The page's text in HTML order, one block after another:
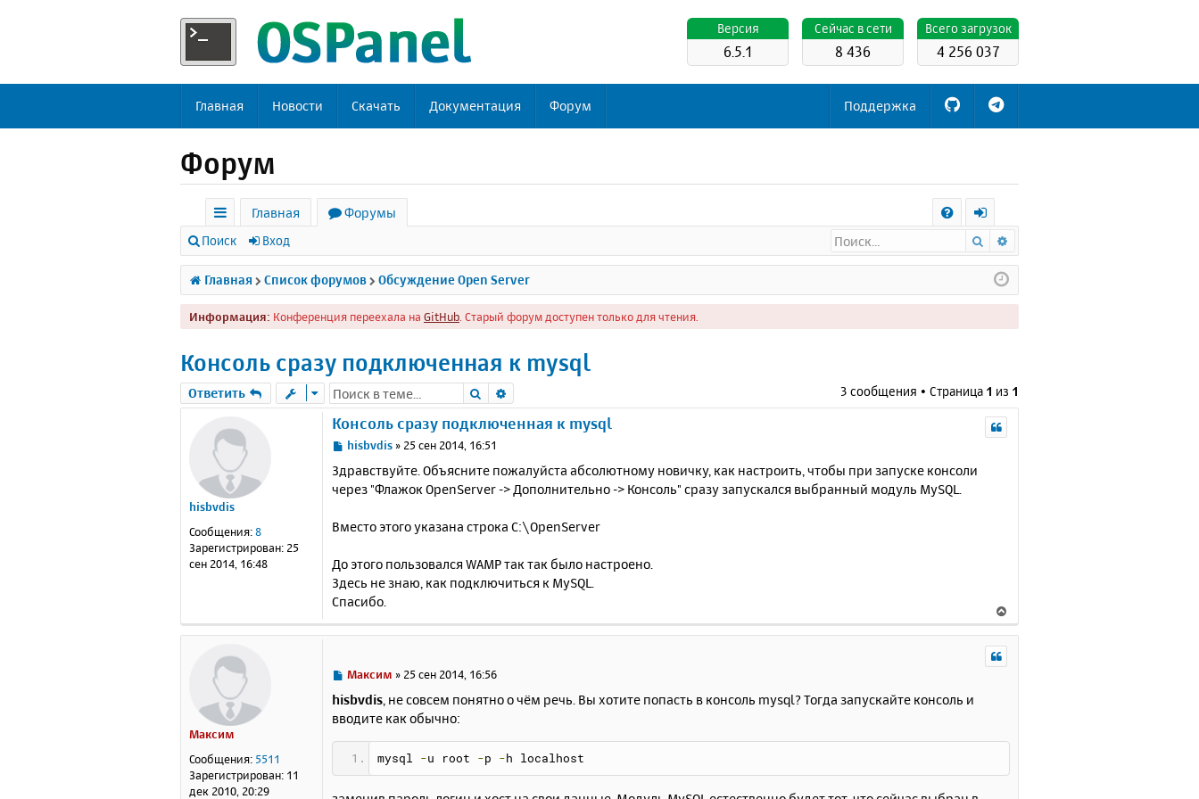
Всего загрузок
4 256 037
Cейчас в сети
8 436
Версия
6.5.1
Главная Новости Скачать Документация Форум Поддержка
Форум
с
ы
л
к
Главная
Форумы
Q
х
о
д
Поиск Вход Поиск
Главная Список форумов Обсуждение Open Server
Информация: Конференция переехала на GitHub . Старый форум доступен только для чтения.
Консоль сразу подключенная к mysql
Ответить Поиск 3 сообщения • Страница 1 из 1
hisbvdis
Сообщения:8
Зарегистрирован: 25
сен 2014, 16:48
Консоль сразу подключенная к mysql
С
о
б
е
е
hisbvdis » 25 сен 2014, 16:51
Здравствуйте. Объясните пожалуйста абсолютному новичку, как настроить, чтобы при запуске консоли
через "Флажок OpenServer -> Дополнительно -> Консоль" сразу запускался выбранный модуль MySQL.
Вместо этого указана строка C:\OpenServer
До этого пользовался WAMP так так было настроено.
Здесь не знаю, как подключиться к MySQL.
Спасибо.
е
я
Максим
Сообщения: 5511
Зарегистрирован: 11
дек 2010, 20:29
С
о
б
Максим » 25 сен 2014, 16:56
hisbvdis, не совсем понятно о чём речь. Вы хотите попасть в консоль mysql? Тогда запускайте консоль и
вводите как обычно:
mysql -u root -p - h localhost